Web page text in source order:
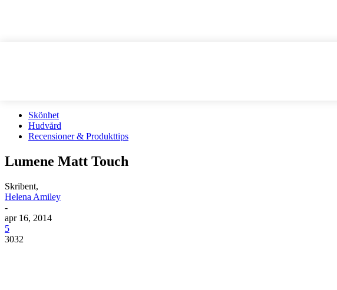
Skönhet
Hudvård
Recensioner & Produkttips
Lumene Matt Touch
Skribent,
Helena Amiley
-
apr 16, 2014
5
3032